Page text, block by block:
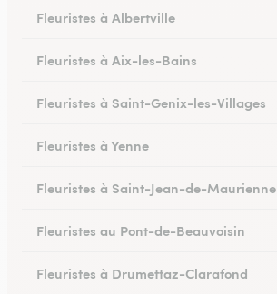
Fleuristes à Albertville
Fleuristes à Aix-les-Bains
Fleuristes à Saint-Genix-les-Villages
Fleuristes à Yenne
Fleuristes à Saint-Jean-de-Maurienne
Fleuristes au Pont-de-Beauvoisin
Fleuristes à Drumettaz-Clarafond